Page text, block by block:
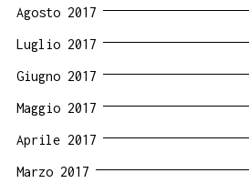
Agosto 2017
Luglio 2017
Giugno 2017
Maggio 2017
Aprile 2017
Marzo 2017